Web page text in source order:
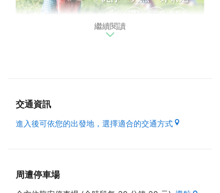
禮，茶葉每年送檢通過SGS檢測，及通過美國FDA檢
驗，並為茶品投保二千萬產品責任險。定迎台灣茶、高
山茶、茶葉禮盒、茶葉伴手禮，絕對您送禮的最佳選
定迎製造茶葉，堅持台灣原產地生產，一條龍生產製
造，有機無毒友善栽種，堅持手工採茶，聘用老師傅手
繼續閱讀
交通資訊
進入後可依您的出發地，選擇適合的交通方式
周遭停車場